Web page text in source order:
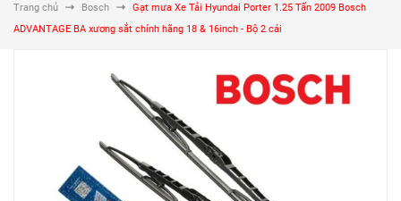
Trang chủ Bosch
Gạt mưa Xe Tải Hyundai Porter 1.25 Tấn 2009 Bosch
ADVANTAGE BA xương sắt chính hãng 18 & 16inch - Bộ 2 cái